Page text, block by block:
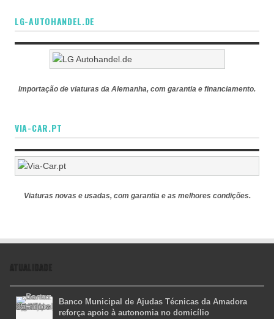
LG-AUTOHANDEL.DE
Importação de viaturas da Alemanha, com garantia e financiamento.
VIA-CAR.PT
Viaturas novas e usadas, com garantia e as melhores condições.
ATUALIDADE
Banco Municipal de Ajudas Técnicas da Amadora
reforça apoio à autonomia no domicílio